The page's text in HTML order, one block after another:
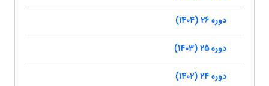
دوره 26 (1404)
دوره 25 (1403)
دوره 24 (1402)